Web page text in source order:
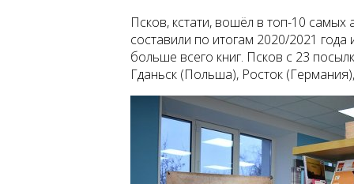
Псков, кстати, вошёл в топ-10 самых
составили по итогам 2020/2021 года
больше всего книг. Псков с 23
Гданьск (Польша), Росток